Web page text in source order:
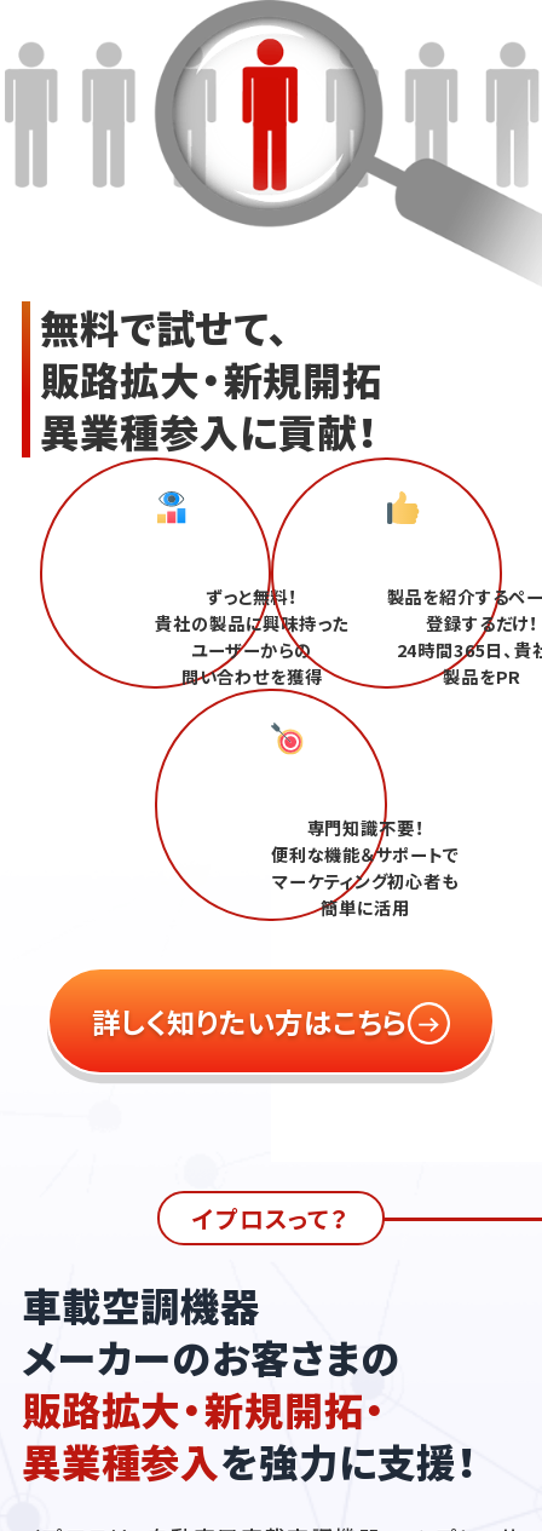
無料で試せて、
販路拡大・新規開拓
異業種参入に貢献！
ずっと無料！
貴社の製品に興味持った
ユーザーからの
問い合わせを獲得
製品を紹介するペ
登録するだけ！
24時間365日、貴
製品をPR
専門知識不要！
便利な機能＆サポートで
マーケティング初心者も
簡単に活用
詳しく知りたい方はこちら
イプロスって？
車載空調機器
メーカーのお客さまの
販路拡大・新規開拓・
異業種参入を強力に支援！